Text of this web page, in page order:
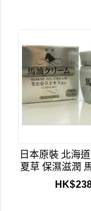
日本原裝 北海
夏草 保濕滋潤
HK$